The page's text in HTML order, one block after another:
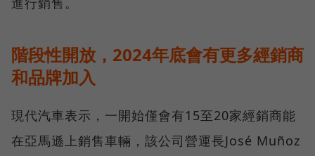
階段性開放，2024年底會有更多經銷商
和品牌加入
現代汽車表示，一開始僅會有15至20家經銷商能
在亞馬遜上銷售車輛，該公司營運長José Muñoz